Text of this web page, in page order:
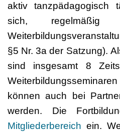
aktiv tanzpädagogisch
sich,
§5 Nr. 3a der Satzung).
sind insgesamt 8
können auch bei
werden. Die
Mitgliederbereich ein.